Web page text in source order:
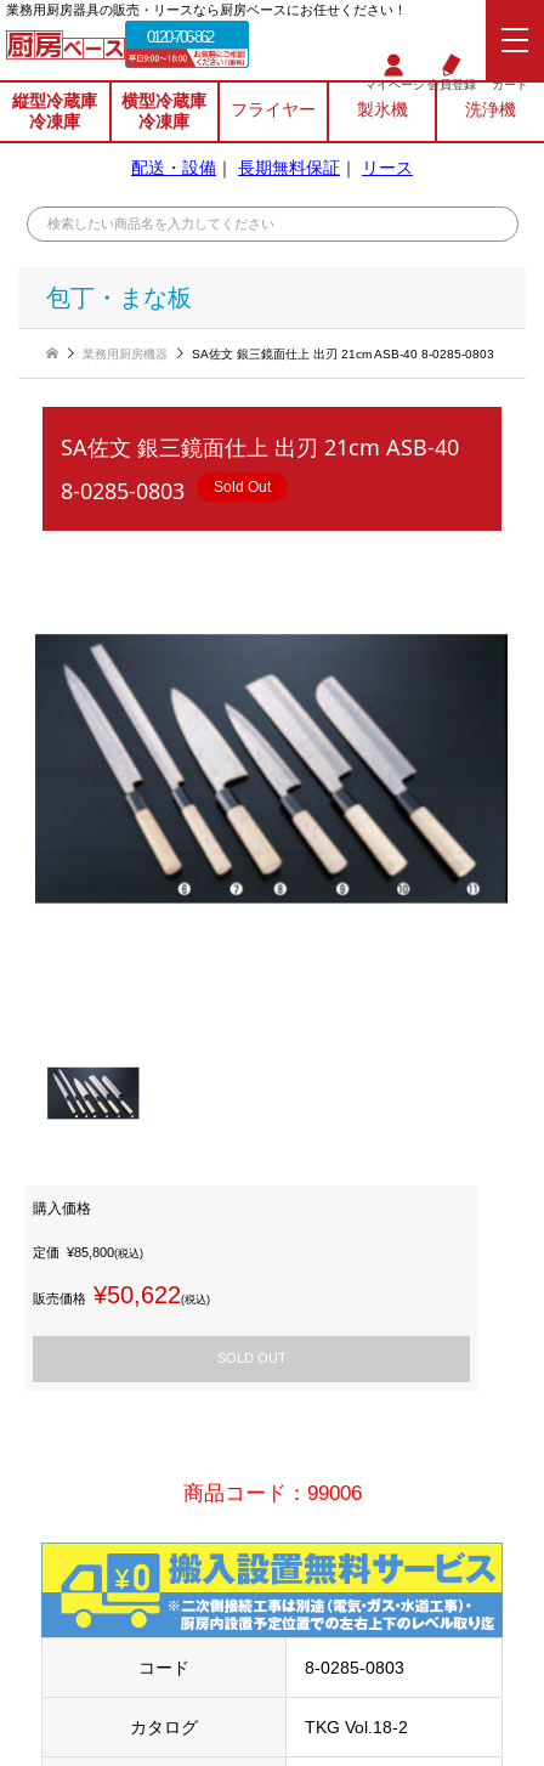
業務⽤厨房器具の販売・リースなら厨房ベースにお任せください！
0120-706-862
マイページ会員登録 カート
縦型冷蔵庫
冷凍庫
横型冷蔵庫
冷凍庫
フライヤー 製氷機 洗浄機
配送・設備 ｜ 長期無料保証 ｜ リース
包丁・まな板
業務用厨房機器 SA佐文 銀三鏡面仕上 出刃 21cm ASB-40 8-0285-0803
SA佐文 銀三鏡面仕上 出刃 21cm ASB-40
8-0285-0803
Sold Out
購入価格
定価 ¥85,800(税込)
販売価格 ¥50,622(税込)
SOLD OUT
商品コード：99006
コード 8-0285-0803
カタログ TKG Vol.18-2